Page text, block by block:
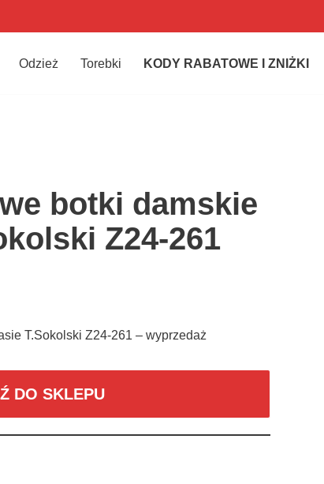
Odzież Torebki KODY RABATOWE I ZNIŻKI
botki damskie
Z24-261
T.Sokolski Z24-261 – wyprzedaż
DO SKLEPU